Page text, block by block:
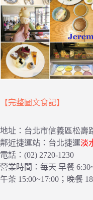
【完整圖文食記】
地址：台北市信義區松壽
鄰近捷運站：台北捷運淡
電話：(02) 2720-1230
營業時間：每天 早餐
午茶 15:00~17:00；晚餐